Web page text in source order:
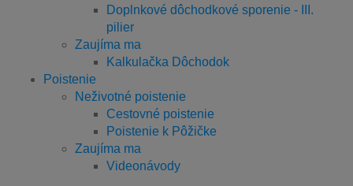
Doplnkové dôchodkové sporenie - III.
pilier
Zaujíma ma
Kalkulačka Dôchodok
Poistenie
Neživotné poistenie
Cestovné poistenie
Poistenie k Pôžičke
Zaujíma ma
Videonávody